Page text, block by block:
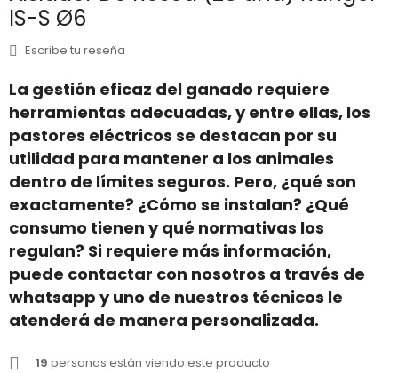
IS-S Ø6
Escribe tu reseña
La gestión eficaz del ganado requiere
herramientas adecuadas, y entre ellas, los
pastores eléctricos se destacan por su
utilidad para mantener a los animales
dentro de límites seguros. Pero, ¿qué son
exactamente? ¿Cómo se instalan? ¿Qué
consumo tienen y qué normativas los
regulan? Si requiere más información,
puede contactar con nosotros a través de
whatsapp y uno de nuestros técnicos le
atenderá de manera personalizada.
19 personas están viendo este producto